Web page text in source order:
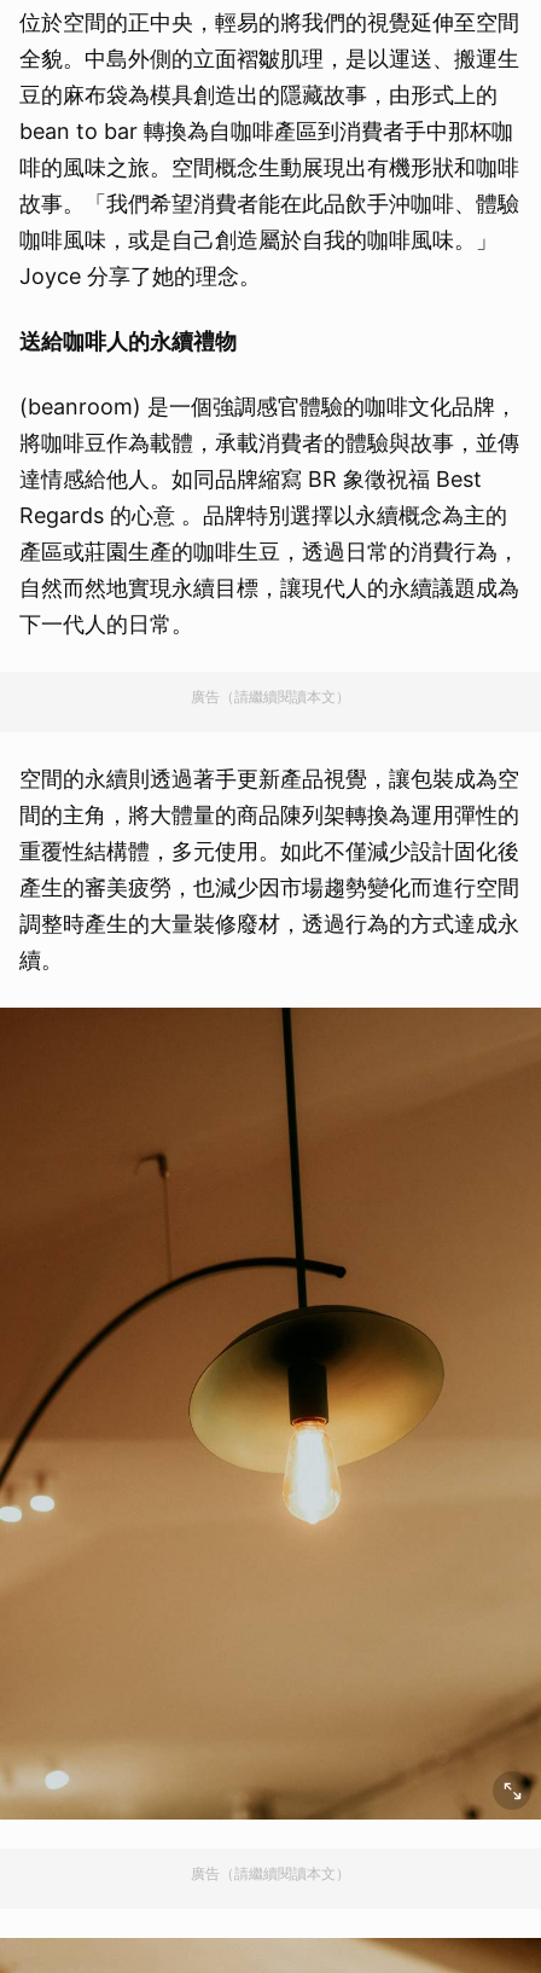
位於空間的正中央，輕易的將我們的視覺延伸至空間
全貌。中島外側的立面褶皺肌理，是以運送、搬運生
豆的麻布袋為模具創造出的隱藏故事，由形式上的
bean to bar 轉換為自咖啡產區到消費者手中那杯咖
啡的風味之旅。空間概念生動展現出有機形狀和咖啡
故事。「我們希望消費者能在此品飲手沖咖啡、體驗
咖啡風味，或是自己創造屬於自我的咖啡風味。」
Joyce 分享了她的理念。
送給咖啡人的永續禮物
(beanroom) 是一個強調感官體驗的咖啡文化品牌，
將咖啡豆作為載體，承載消費者的體驗與故事，並傳
達情感給他人。如同品牌縮寫 BR 象徵祝福 Best
Regards 的心意 。品牌特別選擇以永續概念為主的
產區或莊園生產的咖啡生豆，透過日常的消費行為，
自然而然地實現永續目標，讓現代人的永續議題成為
下一代人的日常。
廣告（請繼續閱讀本文）
空間的永續則透過著手更新產品視覺，讓包裝成為空
間的主角，將大體量的商品陳列架轉換為運用彈性的
重覆性結構體，多元使用。如此不僅減少設計固化後
產生的審美疲勞，也減少因市場趨勢變化而進行空間
調整時產生的大量裝修廢材，透過行為的方式達成永
續。
廣告（請繼續閱讀本文）